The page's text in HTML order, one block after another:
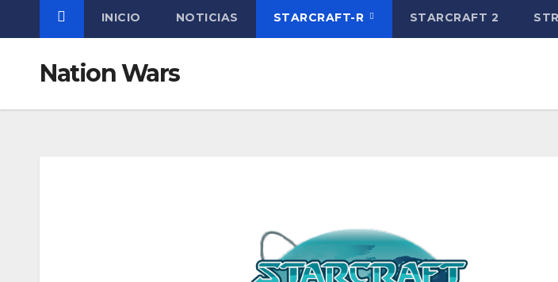
INICIO NOTICIAS STARCRAFT-R STARCRAFT 2
Nation Wars